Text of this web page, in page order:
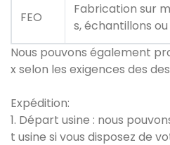
FEO
Fabrication sur
s, échantillons
Nous pouvons également
x selon les exigences des
Expédition:
1. Départ usine : nous
t usine si vous disposez de